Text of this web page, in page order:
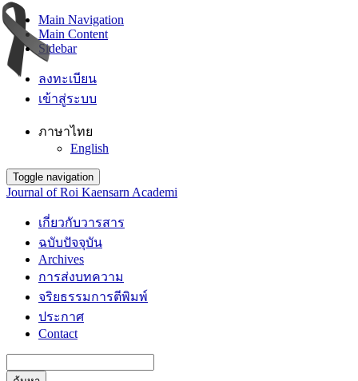
Main Navigation
Main Content
Sidebar
ลงทะเบียน
เข้าสู่ระบบ
ภาษาไทย
English
Toggle navigation
Journal of Roi Kaensarn Academi
เกี่ยวกับวารสาร
ฉบับปัจจุบัน
Archives
การส่งบทความ
จริยธรรมการตีพิมพ์
ประกาศ
Contact